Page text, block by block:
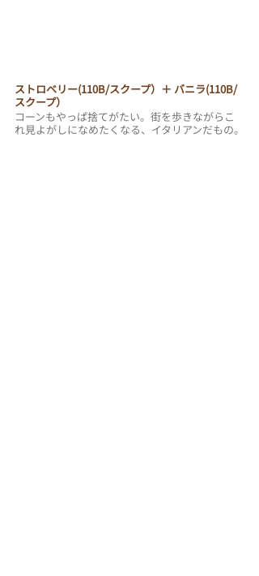
ストロベリー(110B/スクープ）＋ バニラ(110B/
スクープ）
コーンもやっぱ捨てがたい。街を歩きながらこ
れ見よがしになめたくなる、イタリアンだもの。